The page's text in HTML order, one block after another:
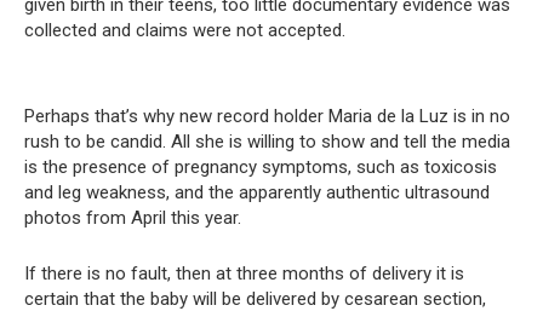
given birth in their teens, too little documentary evidence was
collected and claims were not accepted.
Perhaps that’s why new record holder Maria de la Luz is in no
rush to be candid. All she is willing to show and tell the media
is the presence of pregnancy symptoms, such as toxicosis
and leg weakness, and the apparently authentic ultrasound
photos from April this year.
If there is no fault, then at three months of delivery it is
certain that the baby will be delivered by cesarean section,